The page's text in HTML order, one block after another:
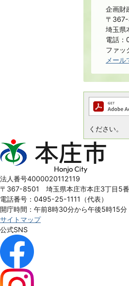
企画財
〒
埼玉県
電話
ファ
メー
ください。
本
庄
Honjo
City
法人番号4000020112119
〒367-8501 埼玉県本庄市本庄3丁目5
電話番号：0495-25-1111（代表）
開庁時間：午前8時30分から午後5時15分
サイトマップ
公式SNS